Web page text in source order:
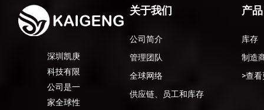
深圳凯庚
科技有限
公司是一
家全球性
关于我们
公司简介
管理团队
全球网络
供应链、员工和库存
产品
库存
制造
>查